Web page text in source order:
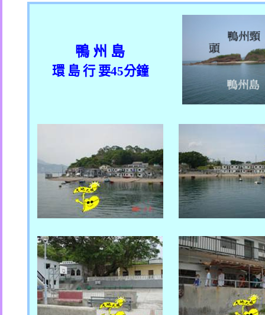
鴨 州 島
環 島 行 要45分鐘